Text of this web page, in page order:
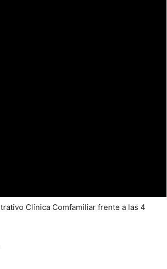
Clínica Comfamiliar frente a las 4